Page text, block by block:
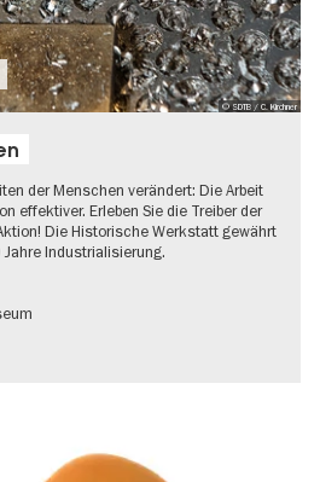
© SDTB / C. Kirchner
der Menschen verändert: Die Arbeit
effektiver. Erleben Sie die Treiber der
Die Historische Werkstatt gewährt
Industrialisierung.